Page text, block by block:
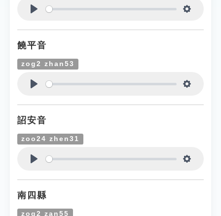
饒平音
zog2 zhan53
詔安音
zoo24 zhen31
南四縣
zog2 zan55